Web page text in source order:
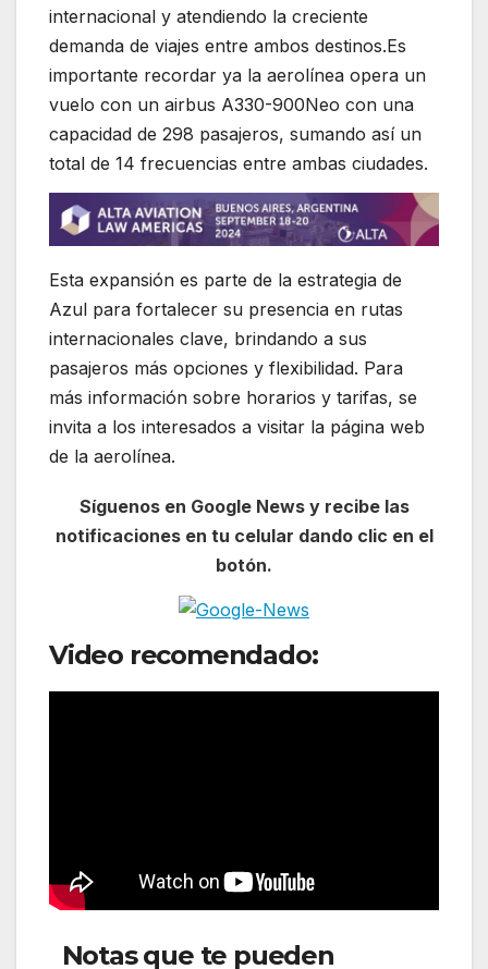
internacional y atendiendo la creciente
demanda de viajes entre ambos destinos.Es
importante recordar ya la aerolínea opera un
vuelo con un airbus A330-900Neo con una
capacidad de 298 pasajeros, sumando así un
total de 14 frecuencias entre ambas ciudades.
Esta expansión es parte de la estrategia de
Azul para fortalecer su presencia en rutas
internacionales clave, brindando a sus
pasajeros más opciones y flexibilidad. Para
más información sobre horarios y tarifas, se
invita a los interesados a visitar la página web
de la aerolínea.
Síguenos en Google News y recibe las
notificaciones en tu celular dando clic en el
botón.
Video recomendado:
Notas que te pueden